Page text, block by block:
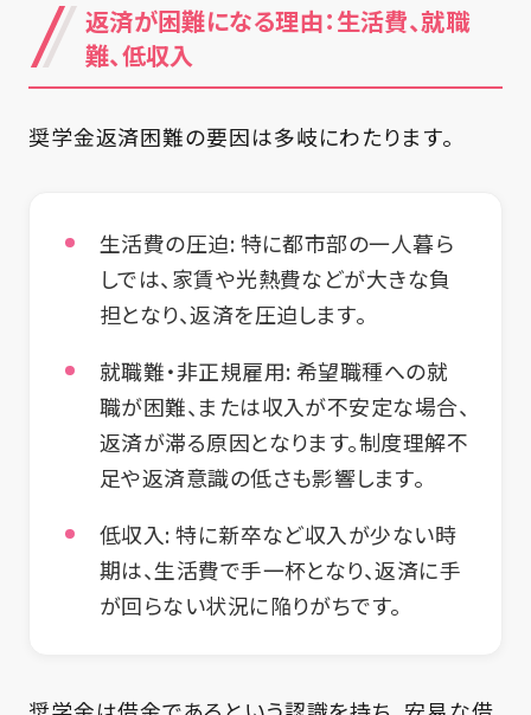
返済が困難になる理由：生活費、就職
難、低収入
奨学金返済困難の要因は多岐にわたります。
生活費の圧迫: 特に都市部の一人暮ら
しでは、家賃や光熱費などが大きな負
担となり、返済を圧迫します。
就職難・非正規雇用: 希望職種への就
職が困難、または収入が不安定な場合、
返済が滞る原因となります。制度理解不
足や返済意識の低さも影響します。
低収入: 特に新卒など収入が少ない時
期は、生活費で手一杯となり、返済に手
が回らない状況に陥りがちです。